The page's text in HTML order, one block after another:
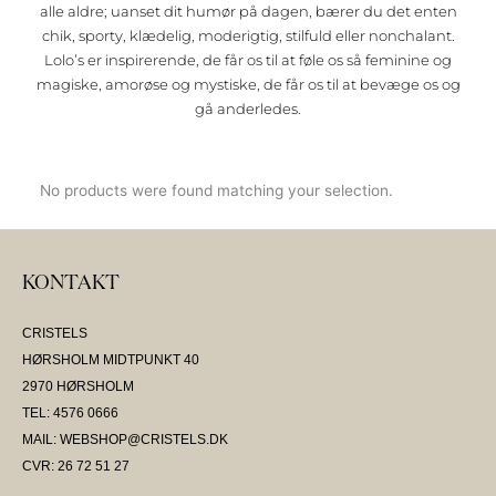
alle aldre; uanset dit humør på dagen, bærer du det enten
chik, sporty, klædelig, moderigtig, stilfuld eller nonchalant.
Lolo’s er inspirerende, de får os til at føle os så feminine og
magiske, amorøse og mystiske, de får os til at bevæge os og
gå anderledes.
No products were found matching your selection.
KONTAKT
CRISTELS
HØRSHOLM MIDTPUNKT 40
2970 HØRSHOLM
TEL: 4576 0666
MAIL: WEBSHOP@CRISTELS.DK
CVR: 26 72 51 27